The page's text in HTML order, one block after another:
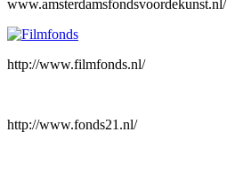
www.amsterdamsfondsvoordekunst.nl/
http://www.filmfonds.nl/
http://www.fonds21.nl/